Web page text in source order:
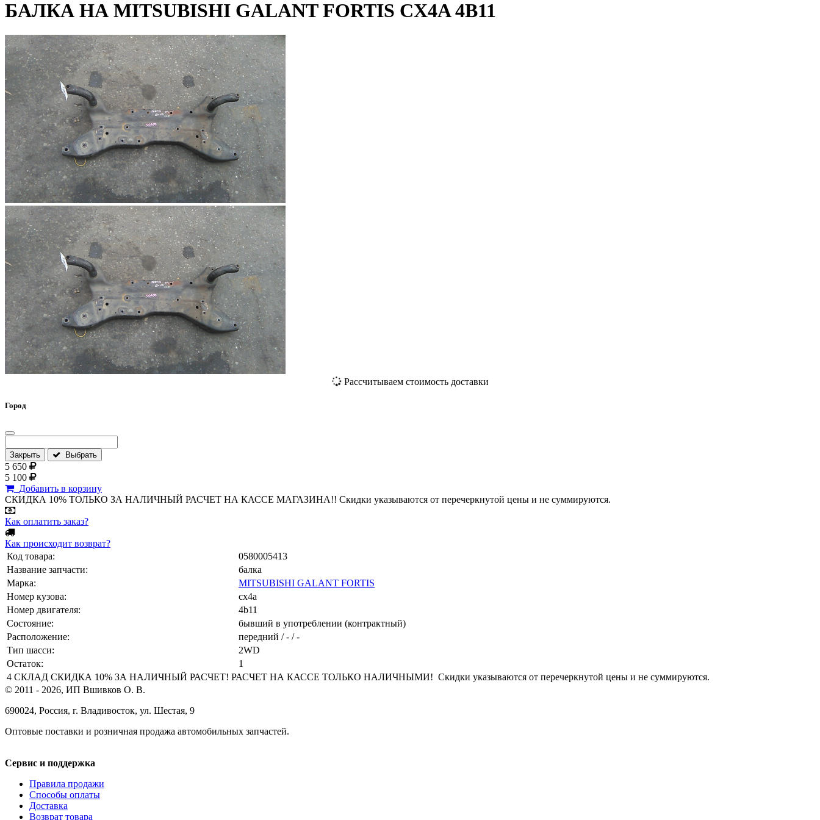
БАЛКА НА MITSUBISHI GALANT FORTIS CX4A 4B11
Рассчитываем стоимость доставки
Город
Закрыть Выбрать
5 650
5 100
Добавить в корзину
СКИДКА 10% ТОЛЬКО ЗА НАЛИЧНЫЙ РАСЧЕТ НА КАССЕ МАГАЗИНА!! Скидки указываются от перечеркнутой цены и не суммируются.
Как оплатить заказ?
Как происходит возврат?
Код товара:
0580005413
Название запчасти:
балка
Марка:
MITSUBISHI GALANT FORTIS
Номер кузова:
cx4a
Номер двигателя:
4b11
Состояние:
бывший в употреблении (контрактный)
Расположение:
передний / - / -
Тип шасси:
2WD
Остаток:
1
4 СКЛАД СКИДКА 10% ЗА НАЛИЧНЫЙ РАСЧЕТ! РАСЧЕТ НА КАССЕ ТОЛЬКО НАЛИЧНЫМИ! Скидки указываются от перечеркнутой цены и не суммируются.
© 2011 - 2026, ИП Вшивков О. В.
690024, Россия, г. Владивосток, ул. Шестая, 9
Оптовые поставки и розничная продажа автомобильных запчастей.
Сервис и поддержка
Правила продажи
Способы оплаты
Доставка
Возврат товара